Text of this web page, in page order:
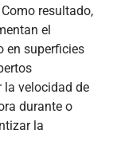
resultado,
el
en superficies
la velocidad de
durante o
la